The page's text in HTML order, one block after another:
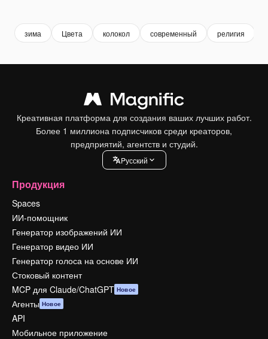
зима Цвета колокол современный религия
Креативная платформа для создания ваших лучших работ.
Более 1 миллиона подписчиков среди креаторов,
предприятий, агентств и студий.
Pусский
Продукция
Spaces
ИИ-помощник
Генератор изображений ИИ
Генератор видео ИИ
Генератор голоса на основе ИИ
Стоковый контент
MCP для Claude/ChatGPT Новое
Агенты Новое
API
Мобильное приложение